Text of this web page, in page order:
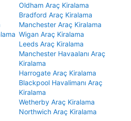
Oldham Araç Kiralama
Bradford Araç Kiralama
Manchester Araç Kiralama
Wigan Araç Kiralama
Leeds Araç Kiralama
Manchester Havaalanı Araç
Kiralama
Harrogate Araç Kiralama
Blackpool Havalimanı Araç
Kiralama
Wetherby Araç Kiralama
Northwich Araç Kiralama